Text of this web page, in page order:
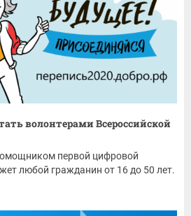
волонтерами Всероссийской
первой цифровой
любой гражданин от 16 до 50 лет.